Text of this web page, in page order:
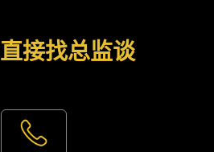
直接找总监谈